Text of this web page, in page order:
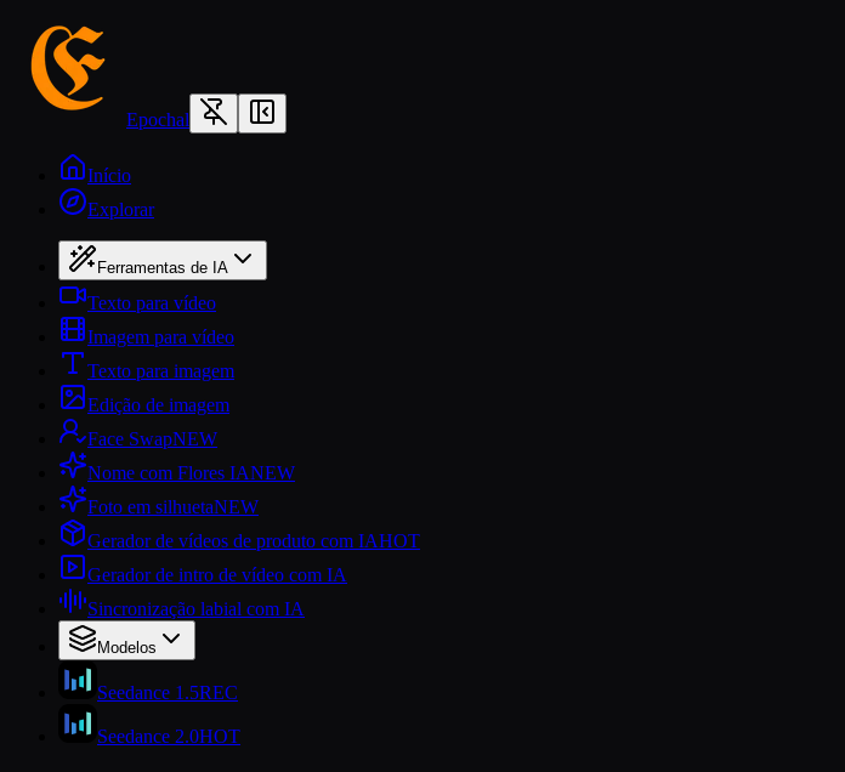
Epochal
Início
Explorar
Ferramentas de IA
Texto para vídeo
Imagem para vídeo
Texto para imagem
Edição de imagem
Face SwapNEW
Nome com Flores IANEW
Foto em silhuetaNEW
Gerador de vídeos de produto com IAHOT
Gerador de intro de vídeo com IA
Sincronização labial com IA
Modelos
Seedance 1.5REC
Seedance 2.0HOT